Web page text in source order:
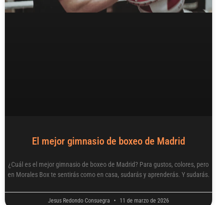
El mejor gimnasio de boxeo de Madrid
¿Cuál es el mejor gimnasio de boxeo de Madrid? Para gustos, colores, pero
en Morales Box te sentirás como en casa, sudarás y aprenderás. Y sudarás.
Jesus Redondo Consuegra 11 de marzo de 2026